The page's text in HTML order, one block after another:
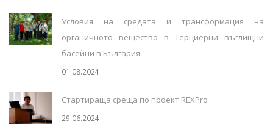
Условия на средата и трансформация на
органичното вещество в Терциерни въглищни
басейни в България
01.08.2024
Стартираща среща по проект REXPro
29.06.2024